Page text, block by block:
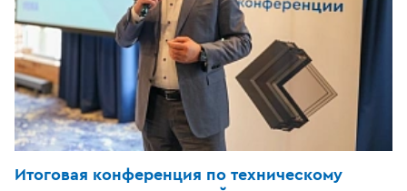
Итоговая конференция по техническому